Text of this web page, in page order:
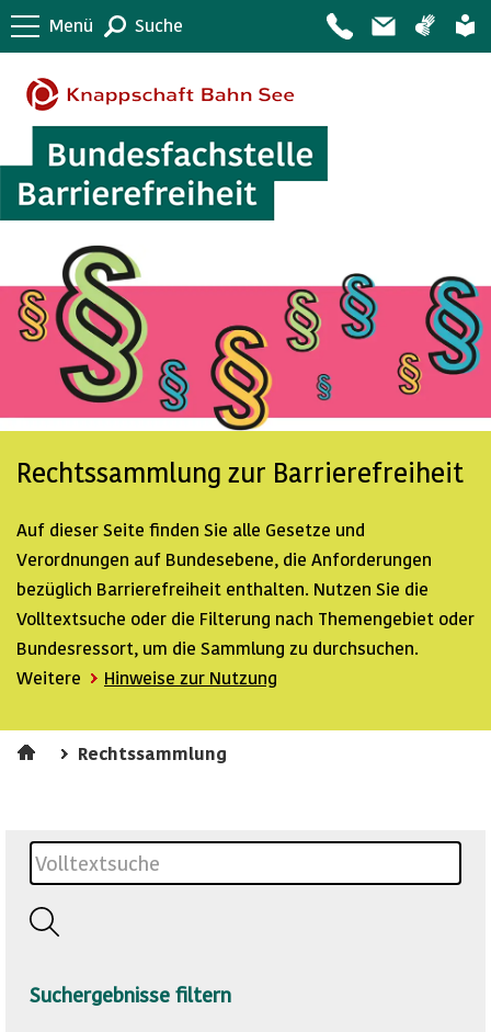
Menü Suche
Rechtssammlung zur Barrierefreiheit
Auf dieser Seite finden Sie alle Gesetze und
Verordnungen auf Bundesebene, die Anforderungen
bezüglich Barrierefreiheit enthalten. Nutzen Sie die
Volltextsuche oder die Filterung nach Themengebiet oder
Bundesressort, um die Sammlung zu durchsuchen.
Weitere
Hinweise zur Nutzung
Rechtssammlung
Suchergebnisse filtern